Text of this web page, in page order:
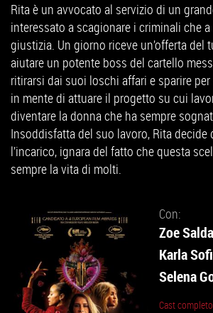
Rita è un avvocato al servizio di un
interessato a scagionare i criminali che
giustizia. Un giorno riceve un’offerta del
aiutare un potente boss del cartello
ritirarsi dai suoi loschi affari e sparire per
in mente di attuare il progetto su cui
diventare la donna che ha sempre
Insoddisfatta del suo lavoro, Rita decide
l’incarico, ignara del fatto che questa
sempre la vita di molti.
Con:
Zoe
Karla
Selena
Cast completo